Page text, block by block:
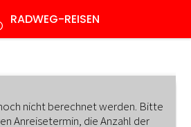
RADWEG-REISEN